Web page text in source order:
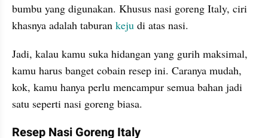
bumbu yang digunakan. Khusus nasi goreng Italy, ciri
khasnya adalah taburan keju di atas nasi.
Jadi, kalau kamu suka hidangan yang gurih maksimal,
kamu harus banget cobain resep ini. Caranya mudah,
kok, kamu hanya perlu mencampur semua bahan jadi
satu seperti nasi goreng biasa.
Resep Nasi Goreng Italy